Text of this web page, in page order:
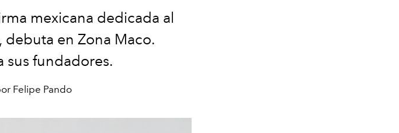
mexicana dedicada al
en Zona Maco.
sus fundadores.
Felipe Pando